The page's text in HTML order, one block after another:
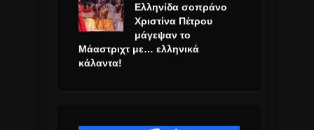
Ελληνίδα σοπράνο
Χριστίνα Πέτρου
μάγεψαν το
Μάαστριχτ με… ελληνικά
κάλαντα!